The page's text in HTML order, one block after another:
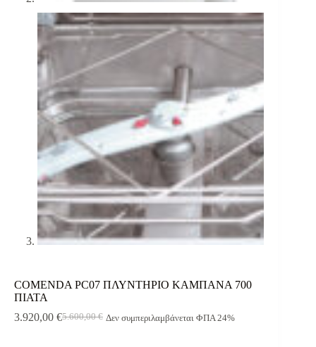
COMENDA PC07 ΠΛΥΝΤΗΡΙΟ ΚΑΜΠΑΝΑ 700
ΠΙΑΤΑ
5.600,00€
Original
3.920,00 €
Η
Δεν συμπεριλαμβάνεται ΦΠΑ 24%